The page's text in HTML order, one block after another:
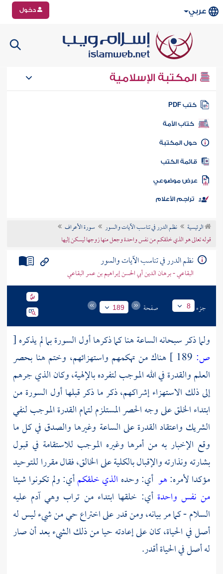
عربي دخول
المكتبة الإسلامية
كتب PDF
كتاب الأمة
المكتبة
الكتب
موضوعي
تراجم الأعلام
الرئيسية نظم الدرر في تناسب الآيات والسور
سورة الأعراف
قوله تعالى هو الذي خلقكم من نفس واحدة وجعل منها زوجها ليسكن إليها
نظم الدرر في تناسب الآيات والسور
البقاعي - برهان الدين أبي الحسن إبراهيم بن عمر البقاعي
جزء 8 صفحة 189
ولما ذكر سبحانه الساعة هنا كما ذكرها أول السورة بما لم يذكره[
ص:
هناك من تهكمهم واستهزائهم، وختم هنا بحصر
العلم والقدرة في الله الموجب لتفرده بالإلهية، وكان الذي جرهم
إلى ذلك الاستهزاء إشراكهم، ذكر ما ذكر قبلها أول السورة من
ابتداء الخلق على وجه الحصر المستلزم لتمام القدرة الموجب لنفي
الشريك واعتقاد القدرة على الساعة وغيرها والصدق في كل ما
وقع الإخبار به من أمرها وغيره الموجب للاستقامة في قبول
بشارته ونذارته والإقبال بالكلية على الخالق، فقال مقررا للتوحيد
مؤكدا لأمره:هو أي: وحده الذي خلقكمأي: ولم تكونوا شيئا
من نفس واحدةأي: خلقها ابتداء من تراب وهيآدم عليه
السلام - كما مر بيانه، ومن قدر على اختراع حي من شيء ليس له
أصل في الحياة، كان على إعادته حيا من ذلك الشيء بعد أن صار
له أصل في الحياة أقدر.